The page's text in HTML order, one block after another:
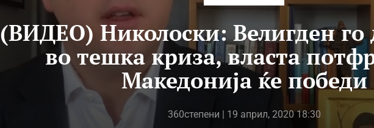
(ВИДЕО) Николоски: Велигден го
во тешка криза, власта
Македонија ќе победи
360степени | 19 април, 2020 18:30